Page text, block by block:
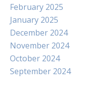
February 2025
January 2025
December 2024
November 2024
October 2024
September 2024